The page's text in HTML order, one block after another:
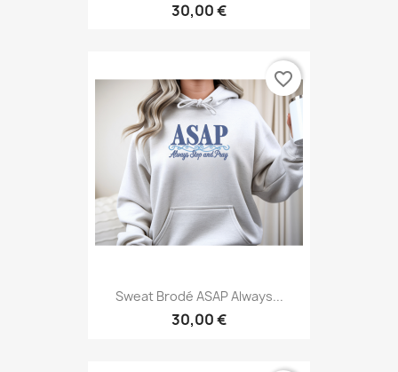
30,00 €
Sweat Brodé ASAP Always...
30,00 €
favorite_border